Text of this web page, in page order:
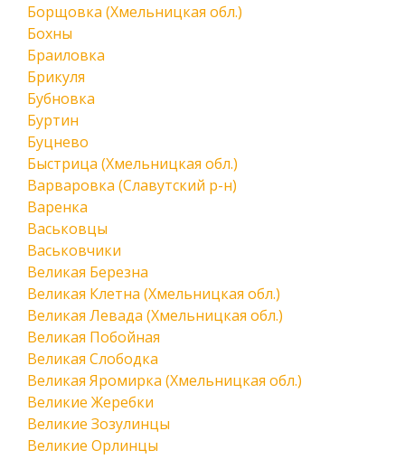
Борщовка (Хмельницкая обл.)
Бохны
Браиловка
Брикуля
Бубновка
Буртин
Буцнево
Быстрица (Хмельницкая обл.)
Варваровка (Славутский р-н)
Варенка
Васьковцы
Васьковчики
Великая Березна
Великая Клетна (Хмельницкая обл.)
Великая Левада (Хмельницкая обл.)
Великая Побойная
Великая Слободка
Великая Яромирка (Хмельницкая обл.)
Великие Жеребки
Великие Зозулинцы
Великие Орлинцы